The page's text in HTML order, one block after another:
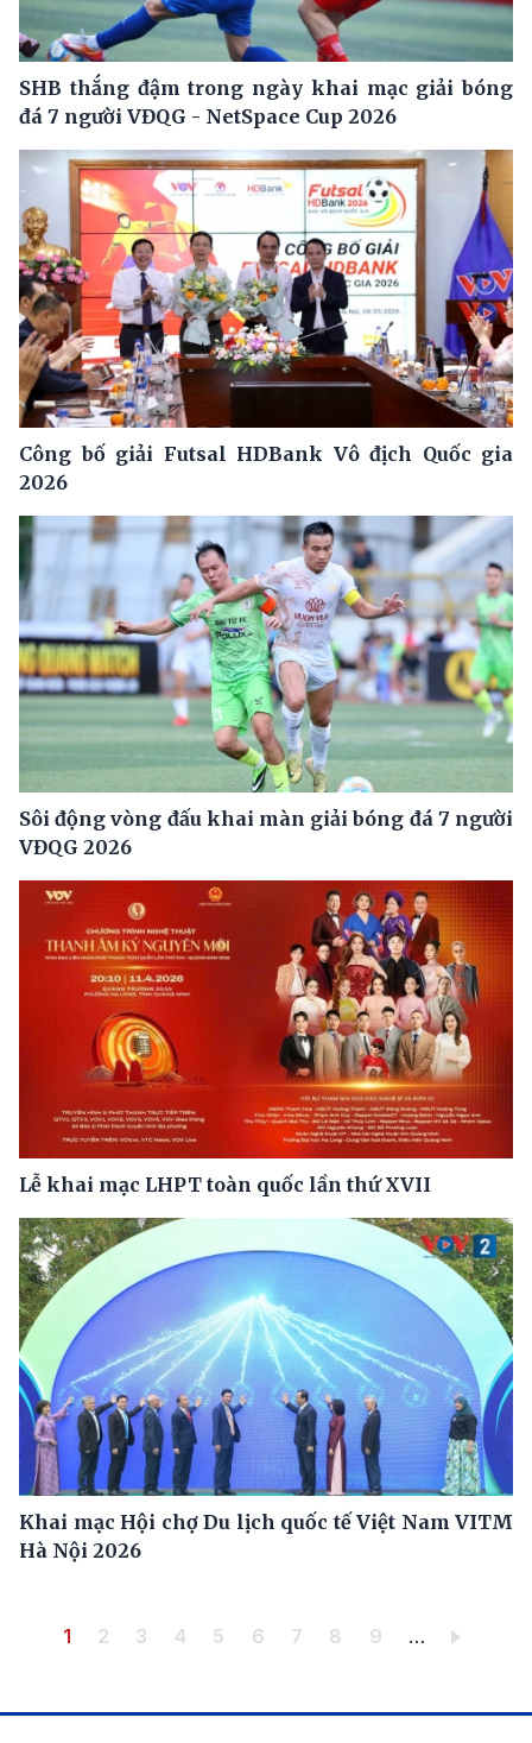
SHB thắng đậm trong ngày khai mạc giải bóng
đá 7 người VĐQG - NetSpace Cup 2026
Công bố giải Futsal HDBank Vô địch Quốc gia
2026
Sôi động vòng đấu khai màn giải bóng đá 7 người
VĐQG 2026
Lễ khai mạc LHPT toàn quốc lần thứ XVII
Khai mạc Hội chợ Du lịch quốc tế Việt Nam VITM
Hà Nội 2026
Pagination
Trang hiện thời
1 Trang
2 Trang
3 Trang
4 Trang
5 Trang
6 Trang
7 Trang
8 Trang
9 …